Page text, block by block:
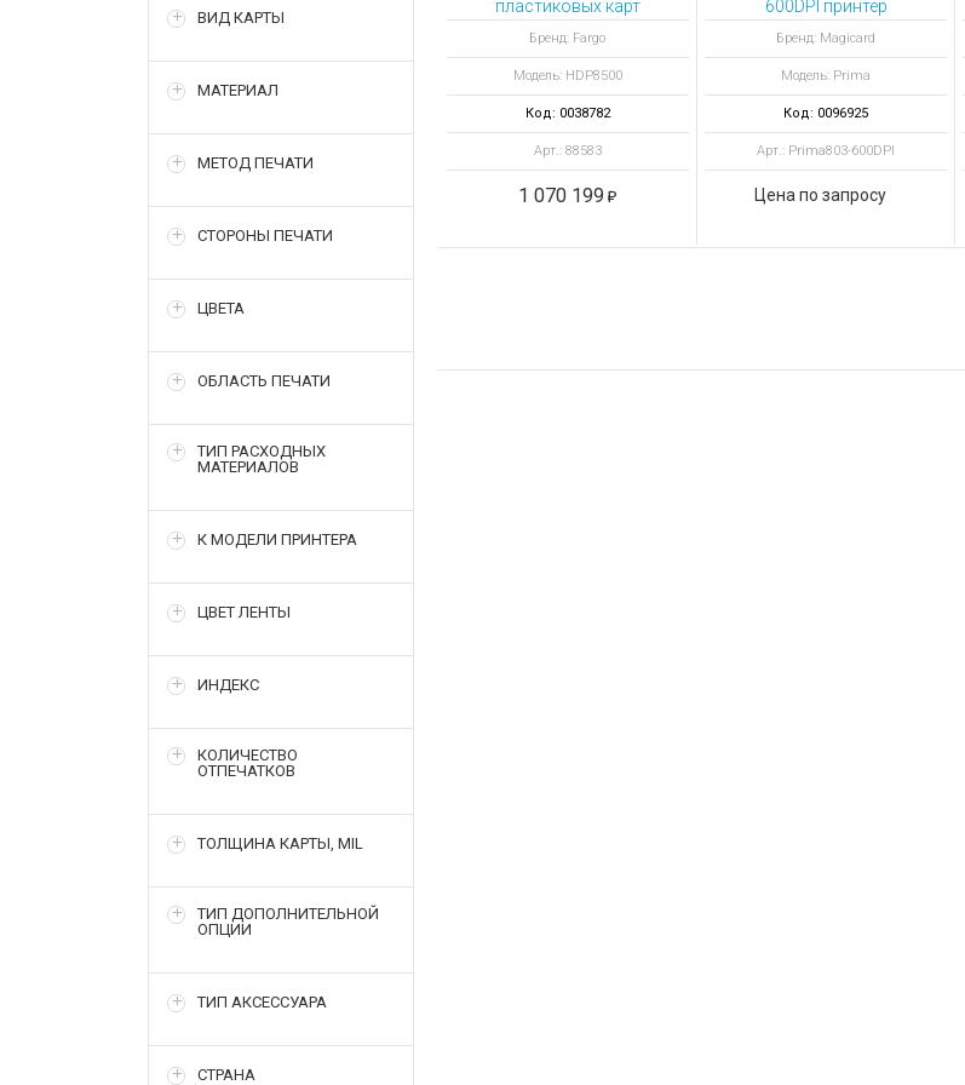
ВИД КАРТЫ
МАТЕРИАЛ
МЕТОД ПЕЧАТИ
СТОРОНЫ ПЕЧАТИ
ЦВЕТА
ОБЛАСТЬ ПЕЧАТИ
ТИП РАСХОДНЫХ
МАТЕРИАЛОВ
К МОДЕЛИ ПРИНТЕРА
ЦВЕТ ЛЕНТЫ
ИНДЕКС
КОЛИЧЕСТВО
ОТПЕЧАТКОВ
ТОЛЩИНА КАРТЫ, MIL
ТИП ДОПОЛНИТЕЛЬНОЙ
ОПЦИИ
ТИП АКСЕССУАРА
СТРАНА
пластиковых карт
HDP8500 с
выпрямителем и док
станцией
Бренд: Fargo
Модель: HDP8500
Код: 0038782
Арт.: 88583
1 070 199
600DPI принтер
пластиковых карт
Prima 600DPI Mag
Contactless
Бренд: Magicard
Модель: Prima
Код: 0096925
Арт.: Prima803-600DPI
Цена по запросу